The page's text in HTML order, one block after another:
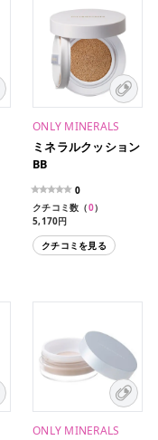
ONLY MINERALS
ミネラルクッション
BB
0
クチコミ数（0）
5,170円
4,180円/11g（レフィ
ル・パフ付き）
クチコミを見る
ONLY MINERALS